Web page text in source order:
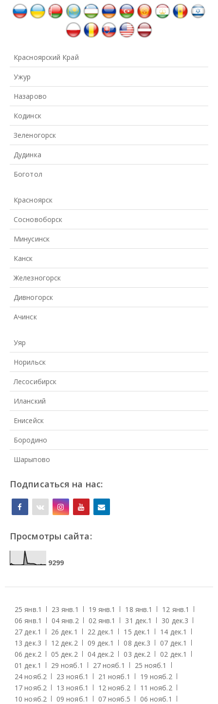
Красноярский Край
Ужур
Назарово
Кодинск
Зеленогорск
Дудинка
Боготол
Красноярск
Сосновоборск
Минусинск
Канск
Железногорск
Дивногорск
Ачинск
Уяр
Норильск
Лесосибирск
Иланский
Енисейск
Бородино
Шарыпово
Подписаться на нас:
Просмотры сайта:
9299
25 янв.1 23 янв.1 19 янв.1 18 янв.1 12 янв.1
06 янв.1 04 янв.2 02 янв.1 31 дек.1 30 дек.3
27 дек.1 26 дек.1 22 дек.1 15 дек.1 14 дек.1
13 дек.3 12 дек.2 09 дек.1 08 дек.3 07 дек.1
06 дек.2 05 дек.2 04 дек.2 03 дек.2 02 дек.1
01 дек.1 29 нояб.1 27 нояб.1 25 нояб.1
24 нояб.2 23 нояб.1 21 нояб.1 19 нояб.2
17 нояб.2 13 нояб.1 12 нояб.2 11 нояб.2
10 нояб.2 09 нояб.1 07 нояб.5 06 нояб.1